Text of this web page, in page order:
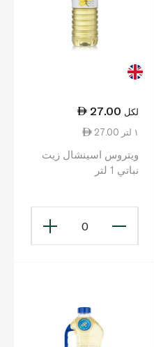
27.00 لكل
27.00 ١ لتر
ويتروس اسينشال زيت
نباتي 1 لتر
0